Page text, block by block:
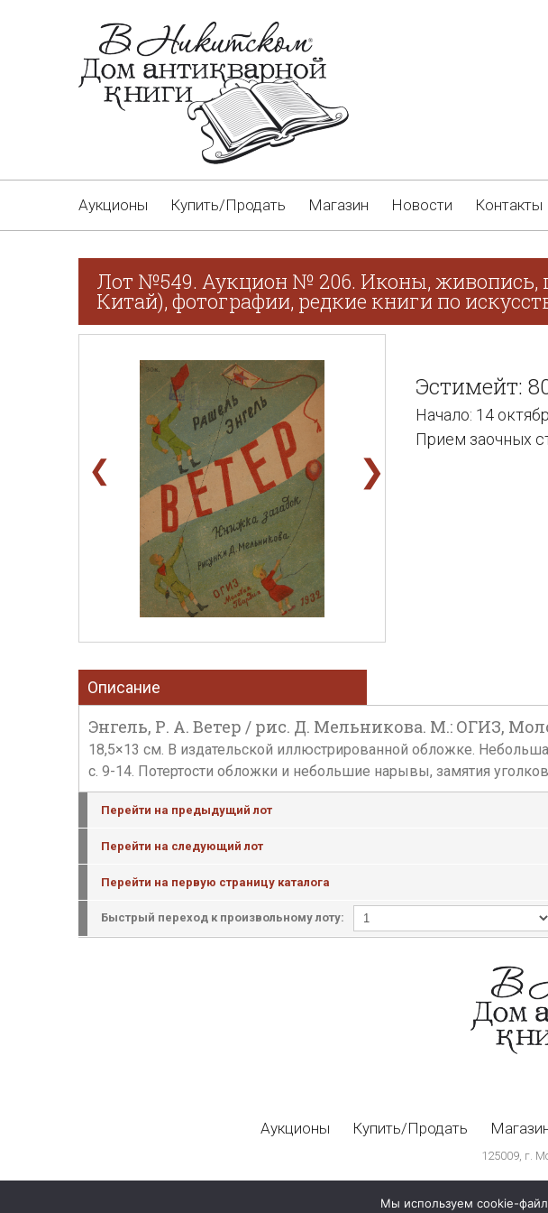
Аукционы Купить/Продать Магазин Новости Контакты
Лот №549. Аукцион № 206. Иконы, живопись,
Китай), фотографии, редкие книги по
❮ ❯
Эстимейт:
Начало: 14
Прием заочных
Описание
Энгель, Р. А. Ветер / рис. Д. Мельникова. М.: ОГИЗ,
18,5×13 см. В издательской иллюстрированной обложке.
с. 9-14. Потертости обложки и небольшие нарывы, замятия
Перейти на предыдущий лот
Перейти на следующий лот
Перейти на первую страницу каталога
Быстрый переход к произвольному лоту:
Аукционы Купить/Продать
125009, г.
Мы используем cookie-